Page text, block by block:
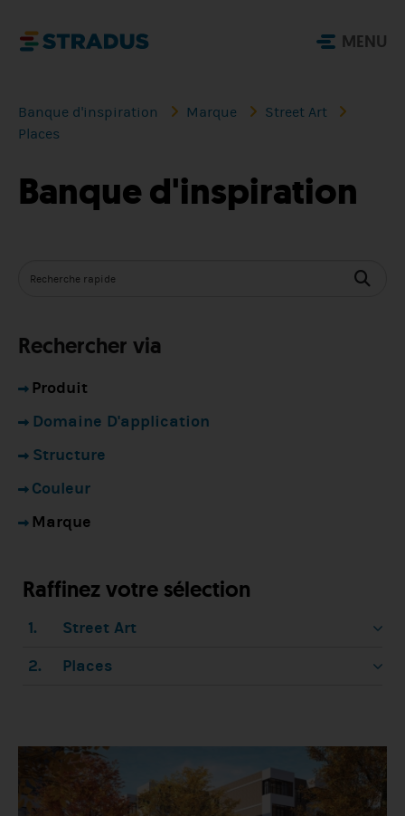
MENU
Banque d'inspiration Marque
Street Art
Places
Banque d'inspiration
Rechercher via
Produit
Domaine D'application
Structure
Couleur
Marque
Raffinez votre sélection
1.
Street Art
2.
Places